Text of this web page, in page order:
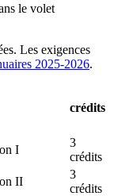
le volet
Les exigences
2025-2026.
crédits
I
3
crédits
II
3
crédits